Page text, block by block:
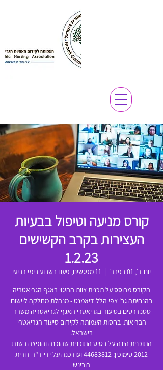
קורס מניעה וטיפול בבעיות
העצירות בקרב הקשישים
1.2.23
יום ד׳, 01 בפבר׳
  |
11 מפגשים, פעם בשבוע בימי רביעי
הקורס מבוסס על תכנית צוות ההיגוי באגף הגריאטריה
בהנחיתה גב' צפי הלל דיאמנט - מנהלת מחלקה ליישום
סטנדרטים בסיעוד בגריאטרי האגף לגריאטריה משרד
הבריאות. בחסות העמותה לקידום סיעוד הגריאטרי
התוכנית הינה על בסיס התוכנית שהוכנה והופצה בשנת
2012 סימוכין: 44683812 ועודכנה על ידי ד"ר דורית
רובינש